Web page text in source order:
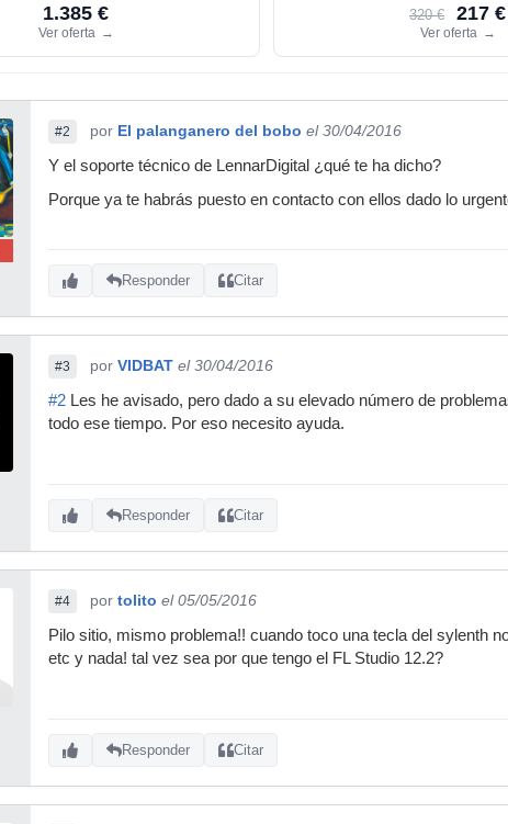
1.385 €
Ver oferta →
320 € 217 €
Ver oferta →
#2 por El palanganero del bobo el 30/04/2016
Y el soporte técnico de LennarDigital ¿qué te ha dicho?
Porque ya te habrás puesto en contacto con ellos dado lo
Responder Citar
#3 por VIDBAT el 30/04/2016
#2 Les he avisado, pero dado a su elevado número de
todo ese tiempo. Por eso necesito ayuda.
Responder Citar
#4 por tolito el 05/05/2016
Pilo sitio, mismo problema!! cuando toco una tecla del sylenth
etc y nada! tal vez sea por que tengo el FL Studio 12.2?
Responder Citar